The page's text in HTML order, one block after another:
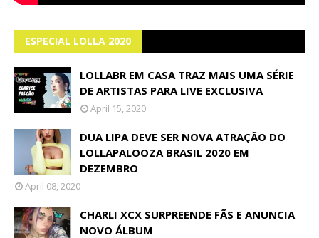
ESPECIAL LOLLA 2020
LOLLABR EM CASA TRAZ MAIS UMA SÉRIE
DE ARTISTAS PARA LIVE EXCLUSIVA
April 15, 2020
DUA LIPA DEVE SER NOVA ATRAÇÃO DO
LOLLAPALOOZA BRASIL 2020 EM
DEZEMBRO
April 08, 2020
CHARLI XCX SURPREENDE FÃS E ANUNCIA
NOVO ÁLBUM